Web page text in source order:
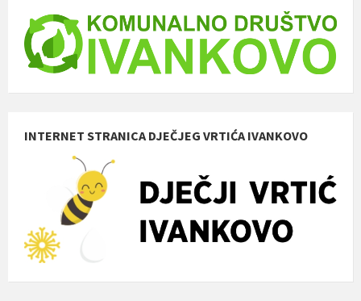
INTERNET STRANICA DJEČJEG VRTIĆA IVANKOVO